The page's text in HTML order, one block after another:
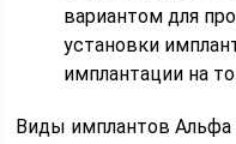
вариантом для
установки
имплантации на
Виды имплантов Альфа